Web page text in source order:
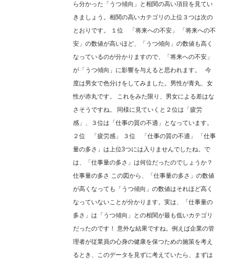
ら分かった「うつ傾向」と相関の高い項目を見てい
きましょう。相関の高いカテゴリの上位３つは次の
とおりです。 １位 「将来への不安」 「将来への不
安」の数値が高いほど、「うつ傾向」の数値も高く
なっているのが分かりますので、「将来への不安」
が「うつ傾向」に影響を与えると思われます。 今
度は男女で色分けをしてみました。男性が青丸、女
性が赤丸です。 これをみた限り、男女による差はな
さそうですね。 同様に見ていくと２位は「疲労
感」、３位は「仕事の質の不適」となっています。
２位 「疲労感」 ３位 「仕事の質の不適」 「仕事
量の多さ」は上位3つには入りませんでしたね。で
は、「仕事量の多さ」は何位だったのでしょうか？
仕事量の多さ この図から、「仕事量の多さ」の数値
が高くなっても「うつ傾向」の数値はそれほど高く
なっていないことが分かります。実は、「仕事量の
多さ」は「うつ傾向」との相関が最も低いカテゴリ
だったのです！ 意外な結果ですね。例えば企業の管
理者が従業員の心身の健康を保つための施策を考え
るとき、このデータを見ずに考えていたら、まずは